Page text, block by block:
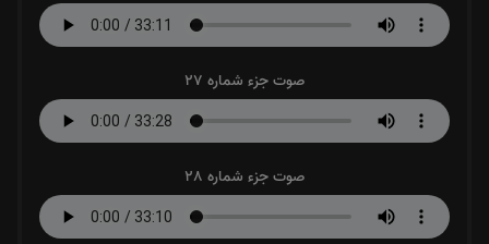
صوت جزء شماره 27
صوت جزء شماره 28